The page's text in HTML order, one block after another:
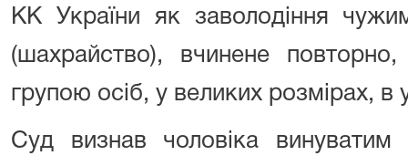
КК України як заволодіння
(шахрайство), вчинене
групою осіб, у великих розмірах, в
Суд визнав чоловіка винуватим